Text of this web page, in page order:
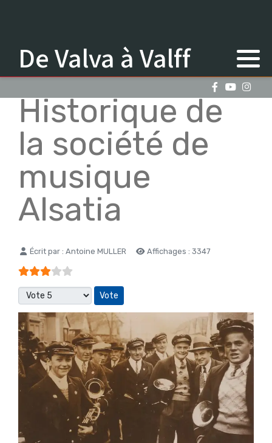
De Valva à Valff
Historique de
la société de
musique
Alsatia
Détails
Écrit par : Antoine MULLER Affichages : 3347
Vote utilisateur:
Veuillez voter